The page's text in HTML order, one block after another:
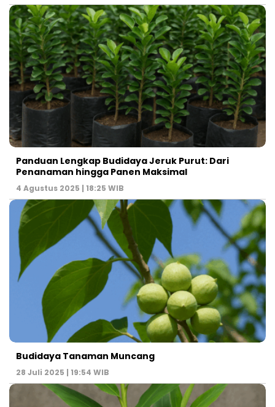
Panduan Lengkap Budidaya Jeruk Purut: Dari
Penanaman hingga Panen Maksimal
4 Agustus 2025 | 18:25 WIB
Budidaya Tanaman Muncang
28 Juli 2025 | 19:54 WIB